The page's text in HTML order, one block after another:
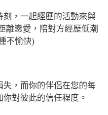
，一起經歷的活動來與
離戀愛，陪對方經歷低潮
不愉快)
失 ，而你的伴侶在您的每
對彼此的信任程度。